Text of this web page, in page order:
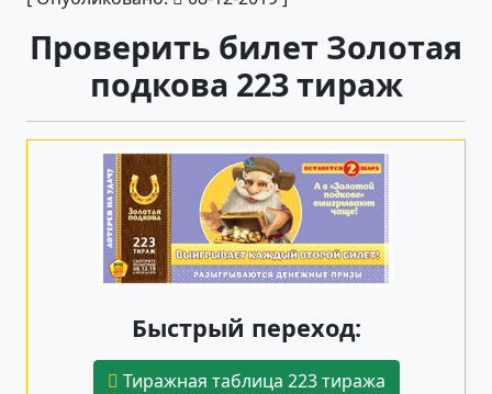
Проверить билет Золотая
подкова 223 тираж
Быстрый переход:
Тиражная таблица 223 тиража